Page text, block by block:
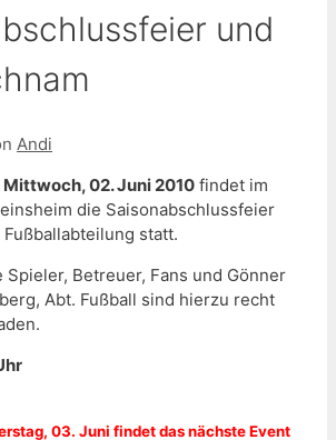
und
Andi
Mittwoch, 02. Juni 2010 findet im
die Saisonabschlussfeier
statt.
Spieler, Betreuer, Fans und Gönner
Abt. Fußball sind hierzu recht
03. Juni findet das nächste Event